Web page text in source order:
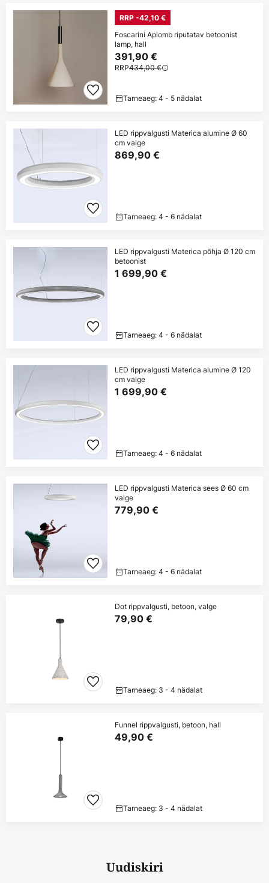
RRP -42,10 €
Foscarini Aplomb riputatav betoonist
lamp, hall
391,90 €
RRP434,00 €
Tarneaeg: 4 - 5 nädalat
LED rippvalgusti Materica alumine Ø 60
cm valge
869,90 €
Tarneaeg: 4 - 6 nädalat
LED rippvalgusti Materica põhja Ø 120 cm
betoonist
1 699,90 €
Tarneaeg: 4 - 6 nädalat
LED rippvalgusti Materica alumine Ø 120
cm valge
1 699,90 €
Tarneaeg: 4 - 6 nädalat
LED rippvalgusti Materica sees Ø 60 cm
valge
779,90 €
Tarneaeg: 4 - 6 nädalat
Dot rippvalgusti, betoon, valge
79,90 €
Tarneaeg: 3 - 4 nädalat
Funnel rippvalgusti, betoon, hall
49,90 €
Tarneaeg: 3 - 4 nädalat
Uudiskiri